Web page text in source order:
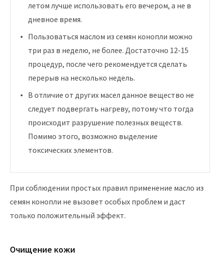
летом лучше использовать его вечером, а не в
дневное время.
Пользоваться маслом из семян конопли можно
три раз в неделю, не более. Достаточно 12-15
процедур, после чего рекомендуется сделать
перерыв на несколько недель.
В отличие от других масел данное вещество не
следует подвергать нагреву, потому что тогда
происходит разрушение полезных веществ.
Помимо этого, возможно выделение
токсических элементов.
При соблюдении простых правил применение масло из
семян конопли не вызовет особых проблем и даст
только положительный эффект.
Очищение кожи